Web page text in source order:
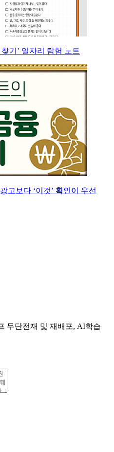
기’ 일자리 탐험 노트
고보다 ‘이것’ 확인이 우선
무단전재 및 재배포, AI학습